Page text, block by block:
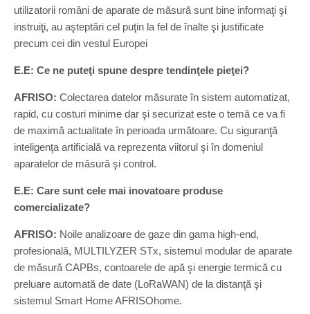
utilizatorii români de aparate de măsură sunt bine informaţi şi
instruiţi, au aşteptări cel puţin la fel de înalte şi justificate
precum cei din vestul Europei
E.E: Ce ne puteţi spune despre tendinţele pieţei?
AFRISO: Colectarea datelor măsurate în sistem automatizat,
rapid, cu costuri minime dar şi securizat este o temă ce va fi
de maximă actualitate în perioada următoare. Cu siguranţă
inteligenţa artificială va reprezenta viitorul şi în domeniul
aparatelor de măsură şi control.
E.E: Care sunt cele mai inovatoare produse
comercializate?
AFRISO: Noile analizoare de gaze din gama high-end,
profesională, MULTILYZER STx, sistemul modular de aparate
de măsură CAPBs, contoarele de apă şi energie termică cu
preluare automată de date (LoRaWAN) de la distanţă şi
sistemul Smart Home AFRISOhome.